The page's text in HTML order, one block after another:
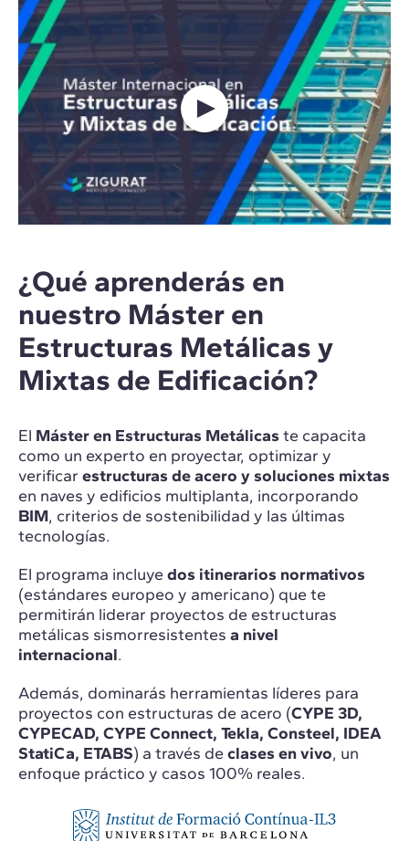
¿Qué aprenderás en
nuestro Máster en
Estructuras Metálicas y
Mixtas de Edificación?
El Máster en Estructuras Metálicas te capacita
como un experto en proyectar, optimizar y
verificar estructuras de acero y soluciones mixtas
en naves y edificios multiplanta, incorporando
BIM, criterios de sostenibilidad y las últimas
tecnologías.
El programa incluye dos itinerarios normativos
(estándares europeo y americano) que te
permitirán liderar proyectos de estructuras
metálicas sismorresistentes a nivel
internacional.
Además, dominarás herramientas líderes para
proyectos con estructuras de acero (CYPE 3D,
CYPECAD, CYPE Connect, Tekla, Consteel, IDEA
StatiCa, ETABS) a través de clases en vivo, un
enfoque práctico y casos 100% reales.